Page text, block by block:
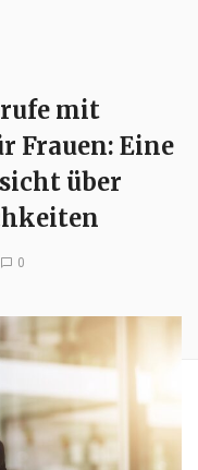
mit
Frauen: Eine
über
0